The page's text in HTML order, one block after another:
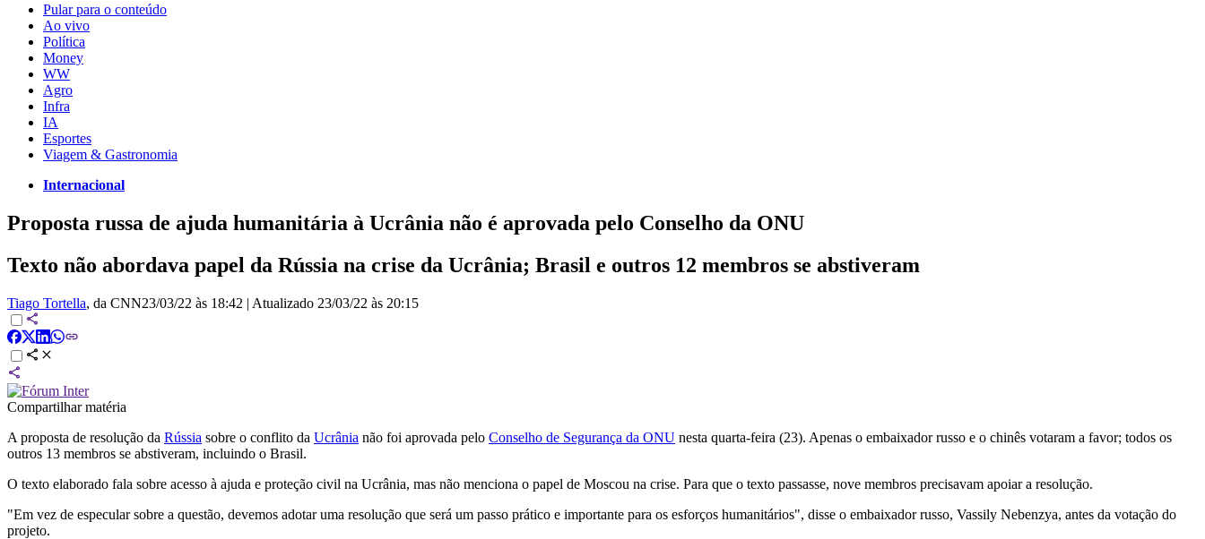
Pular para o conteúdo
Ao vivo
Política
Money
WW
Agro
Infra
IA
Esportes
Viagem & Gastronomia
Internacional
Proposta russa de ajuda humanitária à Ucrânia não é aprovada pelo Conselho da ONU
Texto não abordava papel da Rússia na crise da Ucrânia; Brasil e outros 12 membros se abstiveram
Tiago Tortella, da CNN23/03/22 às 18:42 | Atualizado 23/03/22 às 20:15
Compartilhar matéria
A proposta de resolução da Rússia sobre o conflito da Ucrânia não foi aprovada pelo Conselho de Segurança da ONU nesta quarta-feira (23). Apenas o embaixador russo e o chinês votaram a favor; todos os
outros 13 membros se abstiveram, incluindo o Brasil.
O texto elaborado fala sobre acesso à ajuda e proteção civil na Ucrânia, mas não menciona o papel de Moscou na crise. Para que o texto passasse, nove membros precisavam apoiar a resolução.
"Em vez de especular sobre a questão, devemos adotar uma resolução que será um passo prático e importante para os esforços humanitários", disse o embaixador russo, Vassily Nebenzya, antes da votação do
projeto.